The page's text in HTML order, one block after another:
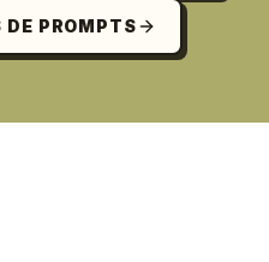
DE PROMPTS